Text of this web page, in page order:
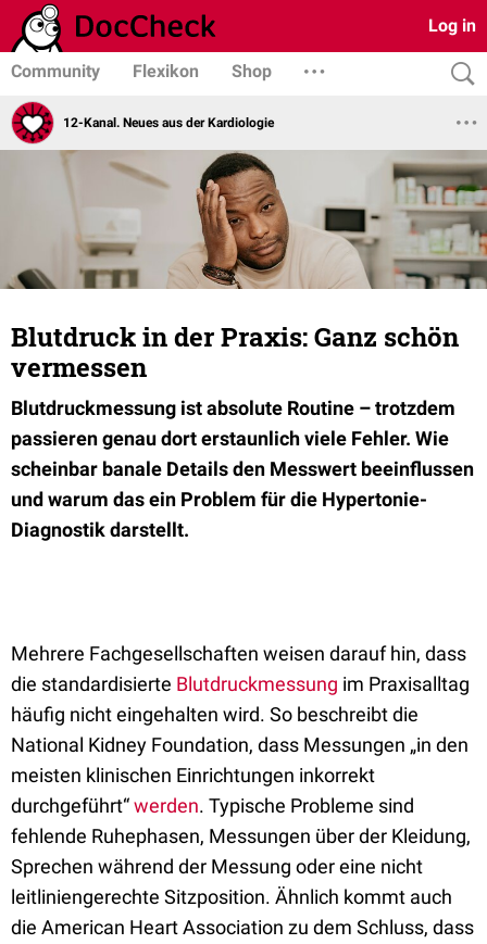
Log in
Community Flexikon Shop
12-Kanal. Neues aus der Kardiologie
Blutdruck in der Praxis: Ganz schön
vermessen
Blutdruckmessung ist absolute Routine – trotzdem
passieren genau dort erstaunlich viele Fehler. Wie
scheinbar banale Details den Messwert beeinflussen
und warum das ein Problem für die Hypertonie-
Diagnostik darstellt.
Mehrere Fachgesellschaften weisen darauf hin, dass
die standardisierte Blutdruckmessung im Praxisalltag
häufig nicht eingehalten wird. So beschreibt die
National Kidney Foundation, dass Messungen „in den
meisten klinischen Einrichtungen inkorrekt
durchgeführt“werden. Typische Probleme sind
fehlende Ruhephasen, Messungen über der Kleidung,
Sprechen während der Messung oder eine nicht
leitliniengerechte Sitzposition. Ähnlich kommt auch
die American Heart Association zu dem Schluss, dass